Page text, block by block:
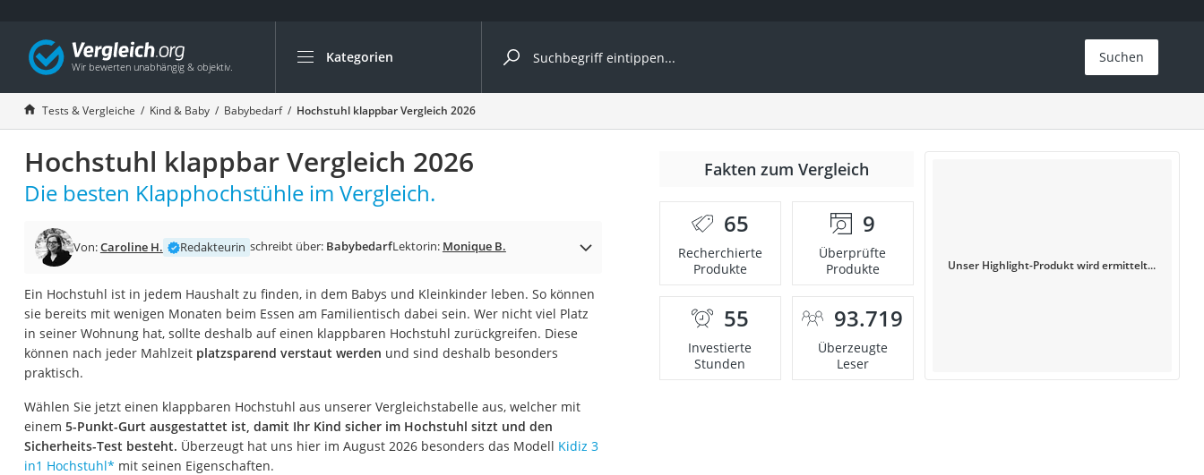
Kategorien
Die beliebtesten Vergleiche nach Kategorie
Kind & Baby
Babyphone mit 2 Kameras
Walkie-Talkie Kinder
Kindermatratzen
Rollschuhe für Kinder
Laufrad
Kinderschubkarre
Babyschlafsack
Babyphone
Treppenschutzgitter
Suchen
Tests & Vergleiche Kind & Baby Babybedarf Hochstuhl klappbar Vergleich 2026
Hochstuhl klappbar Vergleich 2026
Die besten Klapphochstühle im Vergleich.
Von:Caroline H. Redakteurin schreibt über: BabybedarfLektorin: Monique B.
Ein Hochstuhl ist in jedem Haushalt zu finden, in dem Babys und Kleinkinder leben. So können
sie bereits mit wenigen Monaten beim Essen am Familientisch dabei sein. Wer nicht viel Platz
in seiner Wohnung hat, sollte deshalb auf einen klappbaren Hochstuhl zurückgreifen. Diese
können nach jeder Mahlzeit platzsparend verstaut werden und sind deshalb besonders
praktisch.
Wählen Sie jetzt einen klappbaren Hochstuhl aus unserer Vergleichstabelle aus, welcher mit
einem 5-Punkt-Gurt ausgestattet ist, damit Ihr Kind sicher im Hochstuhl sitzt und den
Sicherheits-Test besteht. Überzeugt hat uns hier im August 2026 besonders das Modell Kidiz 3
in1 Hochstuhl* mit seinen Eigenschaften.
Fakten zum Vergleich
65
Recherchierte
Produkte
9
Überprüfte
Produkte
55
Investierte
Stunden
93.719
Überzeugte
Leser
Unser Highlight-Produkt wird ermittelt...